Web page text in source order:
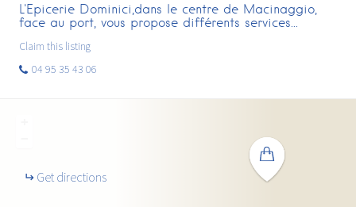
L'Epicerie Dominici,dans le centre de Macinaggio,
face au port, vous propose différents services...
Claim this listing
04 95 35 43 06
Get directions